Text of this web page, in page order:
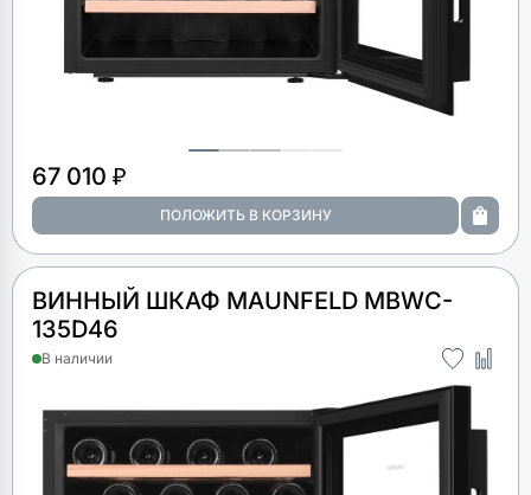
67 010 ₽
ВИННЫЙ ШКАФ MAUNFELD MBWC-
135D46
В наличии